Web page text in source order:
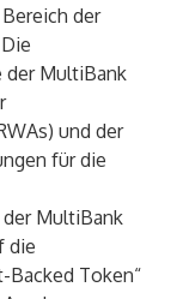
der
der MultiBank
und der
für die
der MultiBank
die
Backed Token“